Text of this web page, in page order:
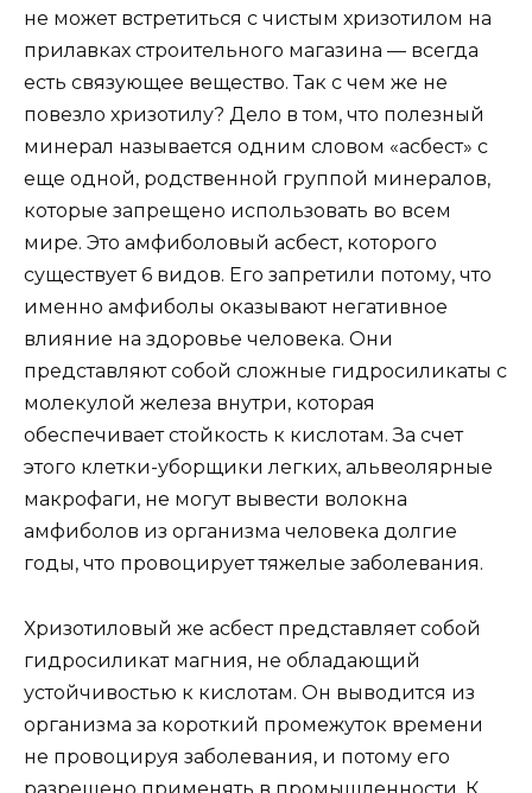
не может встретиться с чистым хризотилом на
прилавках строительного магазина — всегда
есть связующее вещество. Так с чем же не
повезло хризотилу? Дело в том, что полезный
минерал называется одним словом «асбест» с
еще одной, родственной группой минералов,
которые запрещено использовать во всем
мире. Это амфиболовый асбест, которого
существует 6 видов. Его запретили потому, что
именно амфиболы оказывают негативное
влияние на здоровье человека. Они
представляют собой сложные гидросиликаты с
молекулой железа внутри, которая
обеспечивает стойкость к кислотам. За счет
этого клетки-уборщики легких, альвеолярные
макрофаги, не могут вывести волокна
амфиболов из организма человека долгие
годы, что провоцирует тяжелые заболевания.
Хризотиловый же асбест представляет собой
гидросиликат магния, не обладающий
устойчивостью к кислотам. Он выводится из
организма за короткий промежуток времени
не провоцируя заболевания, и потому его
разрешено применять в промышленности. К